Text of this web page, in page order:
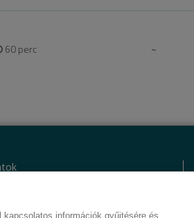
információk gyűjtésére és
60perc ~